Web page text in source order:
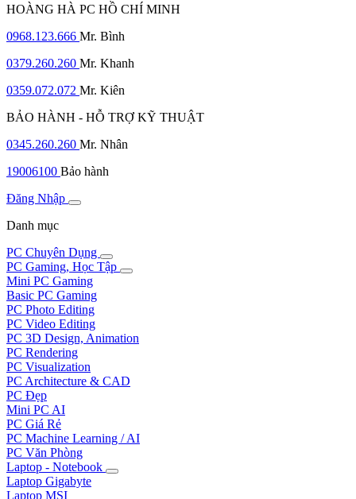
HOÀNG HÀ PC HỒ CHÍ MINH
0968.123.666 Mr. Bình
0379.260.260 Mr. Khanh
0359.072.072 Mr. Kiên
BẢO HÀNH - HỖ TRỢ KỸ THUẬT
0345.260.260 Mr. Nhân
19006100 Bảo hành
Đăng Nhập
Danh mục
PC Chuyên Dụng
PC Gaming, Học Tập
Mini PC Gaming
Basic PC Gaming
PC Photo Editing
PC Video Editing
PC 3D Design, Animation
PC Rendering
PC Visualization
PC Architecture & CAD
PC Đẹp
Mini PC AI
PC Giá Rẻ
PC Machine Learning / AI
PC Văn Phòng
Laptop - Notebook
Laptop Gigabyte
Laptop MSI